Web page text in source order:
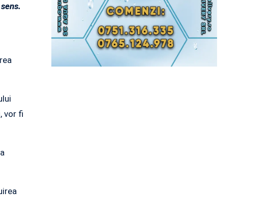
vor fi